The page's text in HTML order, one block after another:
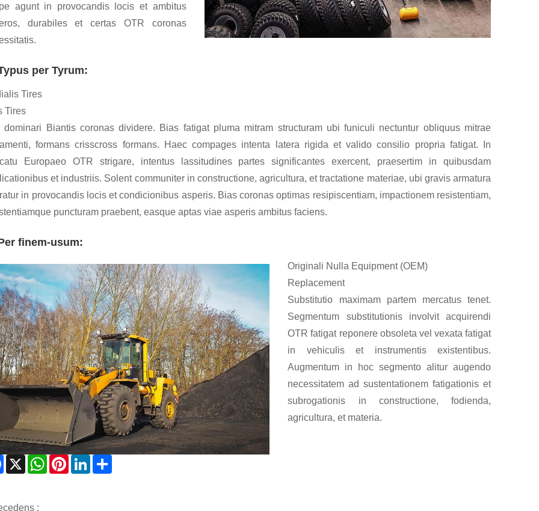
agunt in provocandis locis et ambitus
durabiles et certas OTR coronas
per Tyrum:
Tires
Tires
dominari Biantis coronas dividere. Bias fatigat pluma mitram structuram ubi funiculi nectuntur obliquus mitrae
formans crisscross formans. Haec compages intenta latera rigida et valido consilio propria fatigat. In
Europaeo OTR strigare, intentus lassitudines partes significantes exercent, praesertim in quibusdam
et industriis. Solent communiter in constructione, agricultura, et tractatione materiae, ubi gravis armatura
in provocandis locis et condicionibus asperis. Bias coronas optimas resipiscentiam, impactionem resistentiam,
puncturam praebent, easque aptas viae asperis ambitus faciens.
finem-usum:
Originali Nulla Equipment (OEM)
Replacement
Substitutio maximam partem mercatus tenet.
Segmentum substitutionis involvit acquirendi
OTR fatigat reponere obsoleta vel vexata fatigat
in vehiculis et instrumentis existentibus.
Augmentum in hoc segmento alitur augendo
necessitatem ad sustentationem fatigationis et
subrogationis in constructione, fodienda,
agricultura, et materia.
Facebook
X WhatsAppPinterestLinkedIn
: